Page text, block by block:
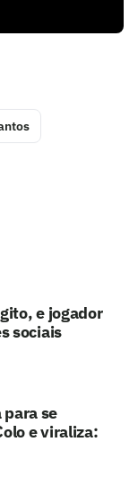
e jogador
sociais
se
e viraliza: